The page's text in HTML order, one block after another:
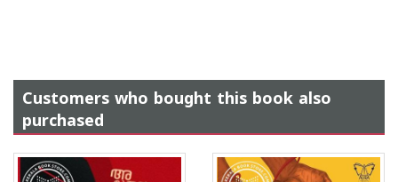
Customers who bought this book also
purchased